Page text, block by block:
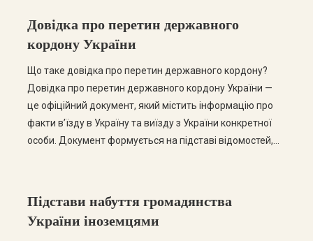
Довідка про перетин державного
кордону України
Що таке довідка про перетин державного кордону?
Довідка про перетин державного кордону України —
це офіційний документ, який містить інформацію про
факти в’їзду в Україну та виїзду з України конкретної
особи. Документ формується на підставі відомостей,
на території […]
Підстави набуття громадянства
України іноземцями